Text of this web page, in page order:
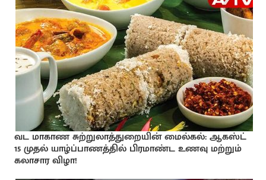
வட மாகாண சுற்றுலாத்துறையின் மைல்கல்: ஆகஸ்ட்
15 முதல் யாழ்ப்பாணத்தில் பிரமாண்ட உணவு மற்றும்
கலாசார விழா!